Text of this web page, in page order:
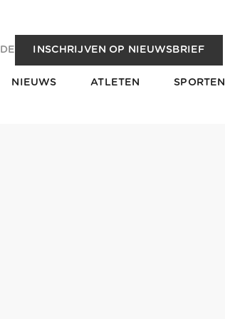
DE INSCHRIJVEN OP NIEUWSBRIEF
NIEUWS ATLETEN SPORTEN